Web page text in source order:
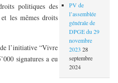
politiques des
les mêmes droits
l’initiative “Vivre
signatures a eu
PV de
l’assemblée
générale de
DPGE du 29
novembre
2023 28
septembre
2024